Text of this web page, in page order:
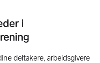
i
deltakere, arbeidsgivere